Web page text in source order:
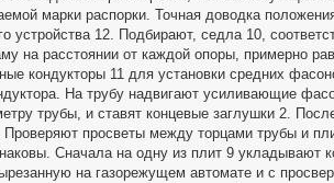
марки распорки. Точная доводка
устройства 12. Подбирают, седла 10,
на расстоянии от каждой опоры, примерно
кондукторы 11 для установки средних
На трубу надвигают усиливающие
трубы, и ставят концевые заглушки 2.
Проверяют просветы между торцами трубы и
Сначала на одну из плит 9 укладывают
на газорежущем автомате и с